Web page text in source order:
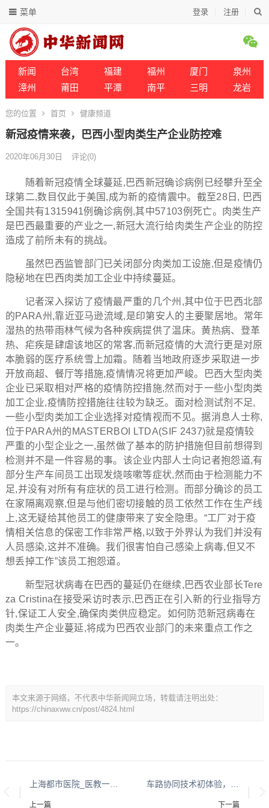
登录 注册
菜单
新闻 台湾 福建 福州 厦门
泉州
漳州
莆田 平潭 南平 三明 龙岩
您的位置 首页 健康频道
新冠疫情来袭，巴西小型肉类生产企业防控难
2020年06月30日 评论(0)
随着新冠疫情全球蔓延,巴西新冠确诊病例已经攀升至全
球第二,数目仅此于美国,成为新的疫情震中。截至28日, 巴西
全国共有1315941例确诊病例,其中57103例死亡。肉类生产
是巴西最重要的产业之一,新冠大流行给肉类生产企业的防控
造成了前所未有的挑战。
虽然巴西监管部门已关闭部分肉类加工设施,但是疫情仍
隐秘地在巴西肉类加工企业中持续蔓延。
记者深入探访了疫情最严重的几个州,其中位于巴西北部
的PARA州,靠近亚马逊流域,是印第安人的主要聚居地。常年
湿热的热带雨林气候为各种疾病提供了温床。黄热病、登革
热、疟疾是肆虐该地区的常客,而新冠疫情的大流行更是对原
本脆弱的医疗系统雪上加霜。随着当地政府逐步采取进一步
开放商超、餐厅等措施,疫情情况将更加严峻。巴西大型肉类
企业已采取相对严格的疫情防控措施,然而对于一些小型肉类
加工企业,疫情防控措施往往较为缺乏。面对检测试剂不足,
一些小型肉类加工企业选择对疫情视而不见。据消息人士称,
位于PARA州的MASTERBOI LTDA(SIF 2437)就是疫情较
严重的小型企业之一,虽然做了基本的防护措施但目前想得到
检测并不是一件容易的事。该企业内部人士向记者抱怨道,有
部分生产车间员工出现发烧咳嗽等症状,然而由于检测能力不
足,并没有对所有有症状的员工进行检测。而部分确诊的员工
在家隔离观察,但是与他们密切接触的员工依然工作在生产线
上,这无疑给其他员工的健康带来了安全隐患。“工厂对于疫
情相关信息的保密工作非常严格,以致于外界认为我们并没有
人员感染,这并不准确。我们很害怕自己感染上病毒,但又不
想丢掉工作”该员工抱怨道。
新型冠状病毒在巴西的蔓延仍在继续,巴西农业部长Tere
za Cristina在接受采访时表示,巴西正在引入新的行业指导方
针,保证工人安全,确保肉类供应稳定。如何防范新冠病毒在
肉类生产企业蔓延,将成为巴西农业部门的未来重点工作之
一。
本文来源于网络，不代表中华新闻网立场，转载请注明出处：
https://chinaxww.cn/post/4824.html
上海都市医院_医教一体多学科诊模式_
上一篇 下一篇